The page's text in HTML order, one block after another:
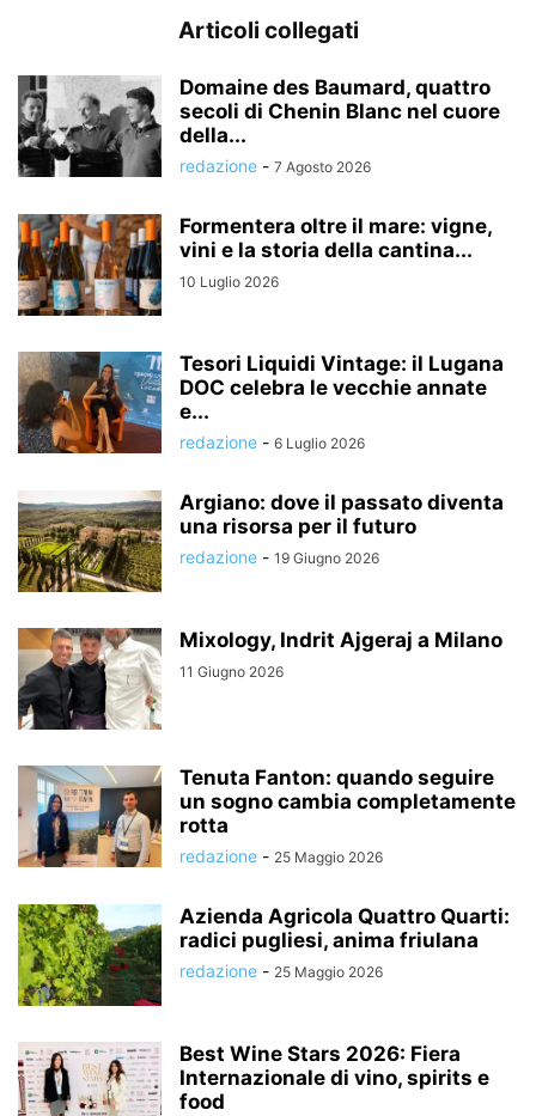
Articoli collegati
Domaine des Baumard, quattro
secoli di Chenin Blanc nel cuore
della...
redazione - 7 Agosto 2026
Formentera oltre il mare: vigne,
vini e la storia della cantina...
10 Luglio 2026
Tesori Liquidi Vintage: il Lugana
DOC celebra le vecchie annate
e...
redazione - 6 Luglio 2026
Argiano: dove il passato diventa
una risorsa per il futuro
redazione - 19 Giugno 2026
Mixology, Indrit Ajgeraj a Milano
11 Giugno 2026
Tenuta Fanton: quando seguire
un sogno cambia completamente
rotta
redazione - 25 Maggio 2026
Azienda Agricola Quattro Quarti:
radici pugliesi, anima friulana
redazione - 25 Maggio 2026
Best Wine Stars 2026: Fiera
Internazionale di vino, spirits e
food